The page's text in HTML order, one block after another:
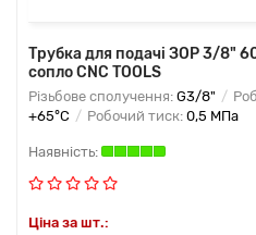
Трубка для подачі ЗОР 3/8"
сопло CNC TOOLS
Різьбове сполучення: G3/8"
+65°C
Робочий тиск: 0,5 МПа
Ціна за шт.: